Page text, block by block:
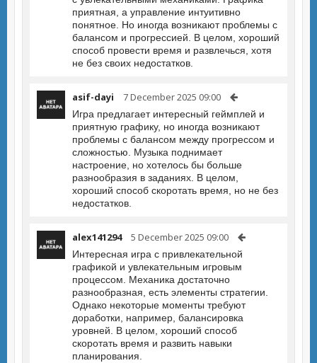
приятная, а управление интуитивно
понятное. Но иногда возникают проблемы с
балансом и прогрессией. В целом, хороший
способ провести время и развлечься, хотя
не без своих недостатков.
asif-dayi 7 December 2025 09:00
Игра предлагает интересный геймплей и
приятную графику, но иногда возникают
проблемы с балансом между прогрессом и
сложностью. Музыка поднимает
настроение, но хотелось бы больше
разнообразия в заданиях. В целом,
хороший способ скоротать время, но не без
недостатков.
alex141294 5 December 2025 09:00
Интересная игра с привлекательной
графикой и увлекательным игровым
процессом. Механика достаточно
разнообразная, есть элементы стратегии.
Однако некоторые моменты требуют
доработки, например, балансировка
уровней. В целом, хороший способ
скоротать время и развить навыки
планирования.